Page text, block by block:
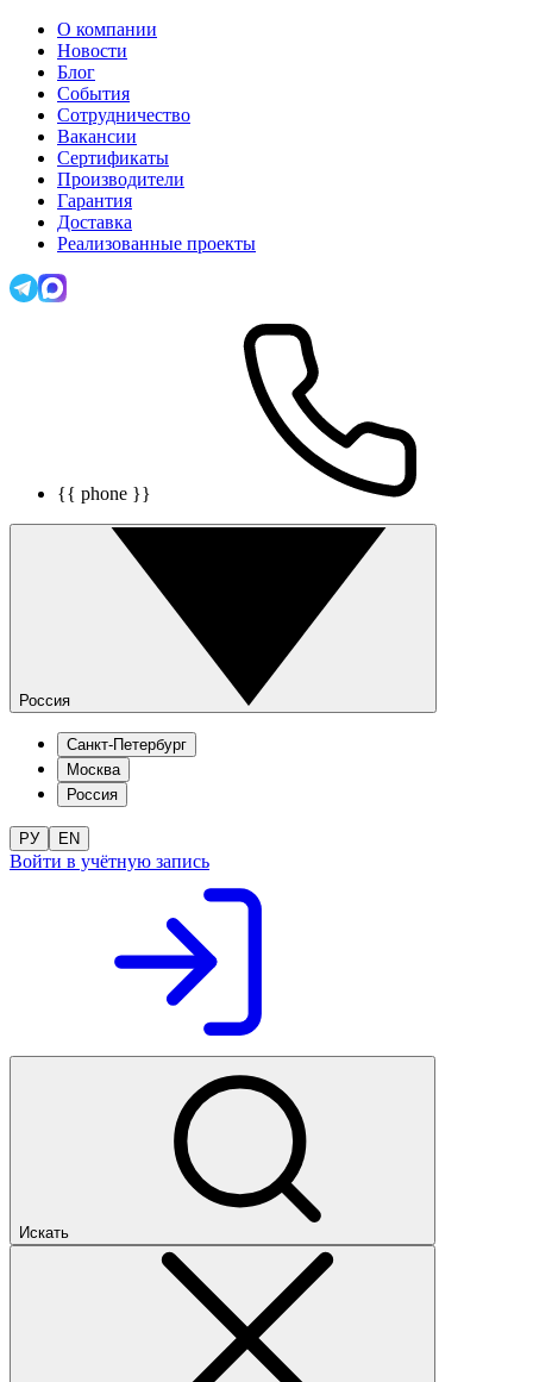
О компании
Новости
Блог
События
Сотрудничество
Вакансии
Сертификаты
Производители
Гарантия
Доставка
Реализованные проекты
{{ phone }}
Россия
Санкт-Петербург
Москва
Россия
РУ EN
Войти в учётную запись
Искать